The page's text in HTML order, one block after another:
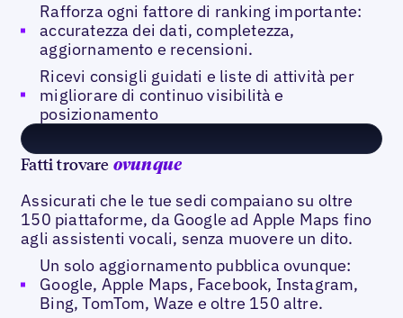
Rafforza ogni fattore di ranking importante:
accuratezza dei dati, completezza,
aggiornamento e recensioni.
Ricevi consigli guidati e liste di attività per
migliorare di continuo visibilità e
posizionamento
Fatti trovare ovunque
Assicurati che le tue sedi compaiano su oltre
150 piattaforme, da Google ad Apple Maps fino
agli assistenti vocali, senza muovere un dito.
Un solo aggiornamento pubblica ovunque:
Google, Apple Maps, Facebook, Instagram,
Bing, TomTom, Waze e oltre 150 altre.